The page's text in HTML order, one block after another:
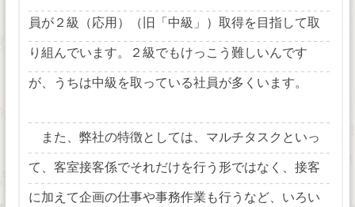
員が２級（応用）（旧「中級」）取得を目指して取
り組んでいます。２級でもけっこう難しいんです
が、うちは中級を取っている社員が多くいます。
また、弊社の特徴としては、マルチタスクといっ
て、客室接客係でそれだけを行う形ではなく、接客
に加えて企画の仕事や事務作業も行うなど、いろい